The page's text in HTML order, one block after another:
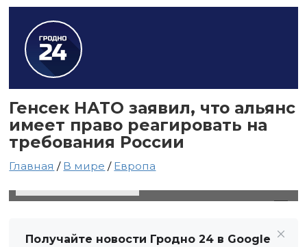
Генсек НАТО заявил, что альянс
имеет право реагировать на
требования России
Главная / В мире / Европа
Получайте новости Гродно 24 в Google